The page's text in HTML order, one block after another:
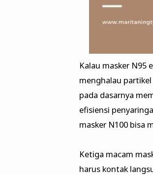
Kalau masker N95
menghalau
pada dasarnya
efisiensi
masker N100 bisa
Ketiga macam
harus kontak